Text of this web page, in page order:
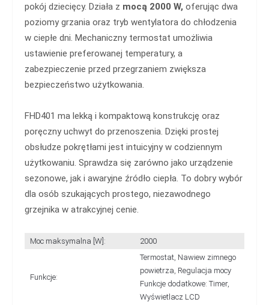
pokój dziecięcy. Działa z mocą 2000 W, oferując dwa
poziomy grzania oraz tryb wentylatora do chłodzenia
w ciepłe dni. Mechaniczny termostat umożliwia
ustawienie preferowanej temperatury, a
zabezpieczenie przed przegrzaniem zwiększa
bezpieczeństwo użytkowania.
FHD401 ma lekką i kompaktową konstrukcję oraz
poręczny uchwyt do przenoszenia. Dzięki prostej
obsłudze pokrętłami jest intuicyjny w codziennym
użytkowaniu. Sprawdza się zarówno jako urządzenie
sezonowe, jak i awaryjne źródło ciepła. To dobry wybór
dla osób szukających prostego, niezawodnego
grzejnika w atrakcyjnej cenie.
Moc maksymalna [W]: 2000
Funkcje:
Termostat, Nawiew zimnego
powietrza, Regulacja mocy
Funkcje dodatkowe: Timer,
Wyświetlacz LCD